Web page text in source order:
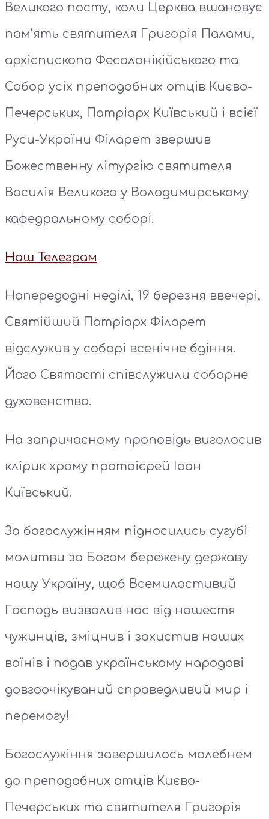
Великого посту, коли Церква вшановує
пам’ять святителя Григорія Палами,
архієпископа Фесалонікійського та
Собор усіх преподобних отців Києво-
Печерських, Патріарх Київський і всієї
Руси-України Філарет звершив
Божественну літургію святителя
Василія Великого у Володимирському
кафедральному соборі.
Наш Телеграм
Напередодні неділі, 19 березня ввечері,
Святійший Патріарх Філарет
відслужив у соборі всенічне бдіння.
Його Святості співслужили соборне
духовенство.
На запричасному проповідь виголосив
клірик храму протоієрей Іоан
Київський.
За богослужінням підносились сугубі
молитви за Богом бережену державу
нашу Україну, щоб Всемилостивий
Господь визволив нас від нашестя
чужинців, зміцнив і захистив наших
воїнів і подав українському народові
довгоочікуваний справедливий мир і
перемогу!
Богослужіння завершилось молебнем
до преподобних отців Києво-
Печерських та святителя Григорія